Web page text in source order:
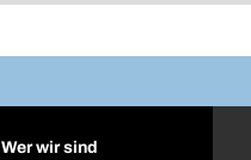
Wer wir sind